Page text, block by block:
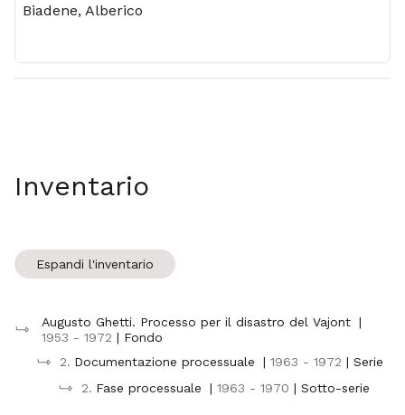
Biadene, Alberico
Inventario
Espandi l'inventario
Augusto Ghetti. Processo per il disastro del Vajont |
1953 - 1972 | Fondo
2. Documentazione processuale | 1963 - 1972 | Serie
2. Fase processuale | 1963 - 1970 | Sotto-serie